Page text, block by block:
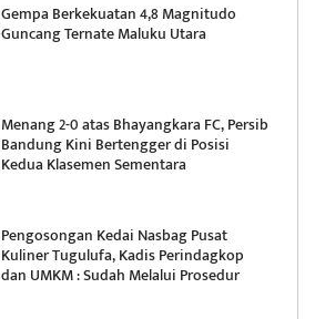
Gempa Berkekuatan 4,8 Magnitudo
Guncang Ternate Maluku Utara
Menang 2-0 atas Bhayangkara FC, Persib
Bandung Kini Bertengger di Posisi
Kedua Klasemen Sementara
Pengosongan Kedai Nasbag Pusat
Kuliner Tugulufa, Kadis Perindagkop
dan UMKM : Sudah Melalui Prosedur